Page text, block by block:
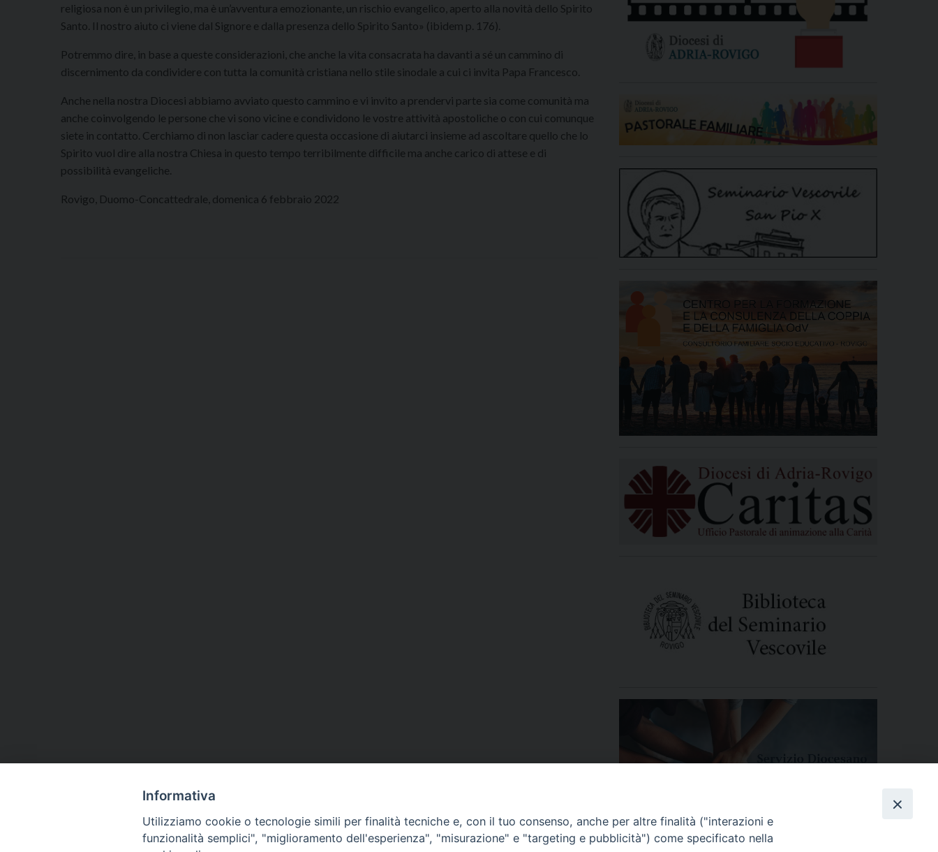
religiosa non è un privilegio, ma è un’avventura emozionante, un rischio evangelico, aperto alla novità dello Spirito
Santo. Il nostro aiuto ci viene dal Signore e dalla presenza dello Spirito Santo» (ibidem p. 176).
Potremmo dire, in base a queste considerazioni, che anche la vita consacrata ha davanti a sé un cammino di
discernimento da condividere con tutta la comunità cristiana nello stile sinodale a cui ci invita Papa Francesco.
Anche nella nostra Diocesi abbiamo avviato questo cammino e vi invito a prendervi parte sia come comunità ma
anche coinvolgendo le persone che vi sono vicine e condividono le vostre attività apostoliche o con cui comunque
siete in contatto. Cerchiamo di non lasciar cadere questa occasione di aiutarci insieme ad ascoltare quello che lo
Spirito vuol dire alla nostra Chiesa in questo tempo terribilmente difficile ma anche carico di attese e di
possibilità evangeliche.
Rovigo, Duomo-Concattedrale, domenica 6 febbraio 2022
Informativa
Utilizziamo cookie o tecnologie simili per finalità tecniche e, con il tuo consenso, anche per altre finalità ("interazioni e
funzionalità semplici", "miglioramento dell'esperienza", "misurazione" e "targeting e pubblicità") come specificato nella